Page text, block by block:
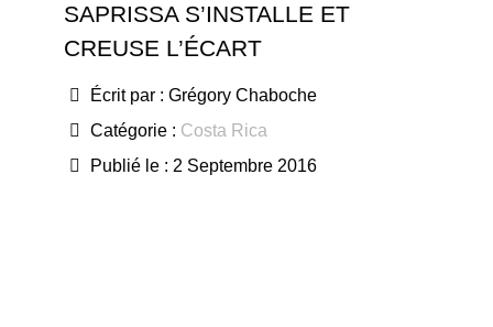
SAPRISSA S’INSTALLE ET
CREUSE L’ÉCART
Écrit par : Grégory Chaboche
Catégorie : Costa Rica
Publié le : 2 Septembre 2016